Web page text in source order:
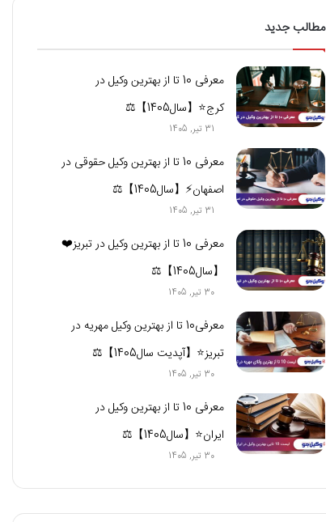
مطالب جدید
معرفی 10 تا از بهترین وکیل در
کرج⭐【سال1405】⚖️
31 تیر, 1405
معرفی 10 تا از بهترین وکیل حقوقی در
اصفهان⚡【سال1405】⚖️
31 تیر, 1405
معرفی 10 تا از بهترین وکیل در تبریز❤️
【سال1405】⚖️
30 تیر, 1405
معرفی10 تا از بهترین وکیل مهریه در
تبریز⭐【آپدیت سال1405】⚖️
30 تیر, 1405
معرفی 10 تا از بهترین وکیل در
ایران⭐【سال1405】⚖️
30 تیر, 1405